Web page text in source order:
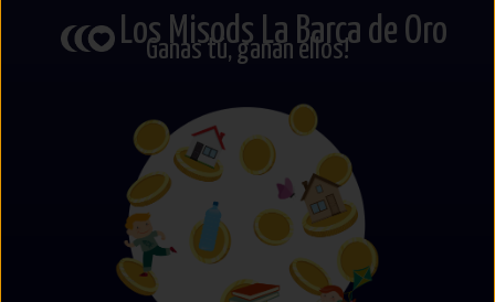
Los Misods La Barca de Oro
Ganas tú, ganan ellos!